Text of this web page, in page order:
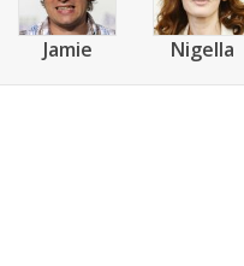
Jamie Nigella